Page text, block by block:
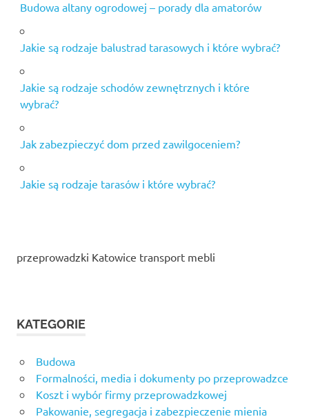
Budowa altany ogrodowej – porady dla amatorów
Jakie są rodzaje balustrad tarasowych i które wybrać?
Jakie są rodzaje schodów zewnętrznych i które
wybrać?
Jak zabezpieczyć dom przed zawilgoceniem?
Jakie są rodzaje tarasów i które wybrać?
przeprowadzki Katowice transport mebli
KATEGORIE
Budowa
Formalności, media i dokumenty po przeprowadzce
Koszt i wybór firmy przeprowadzkowej
Pakowanie, segregacja i zabezpieczenie mienia